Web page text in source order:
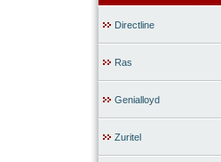
Directline
Ras
Genialloyd
Zuritel